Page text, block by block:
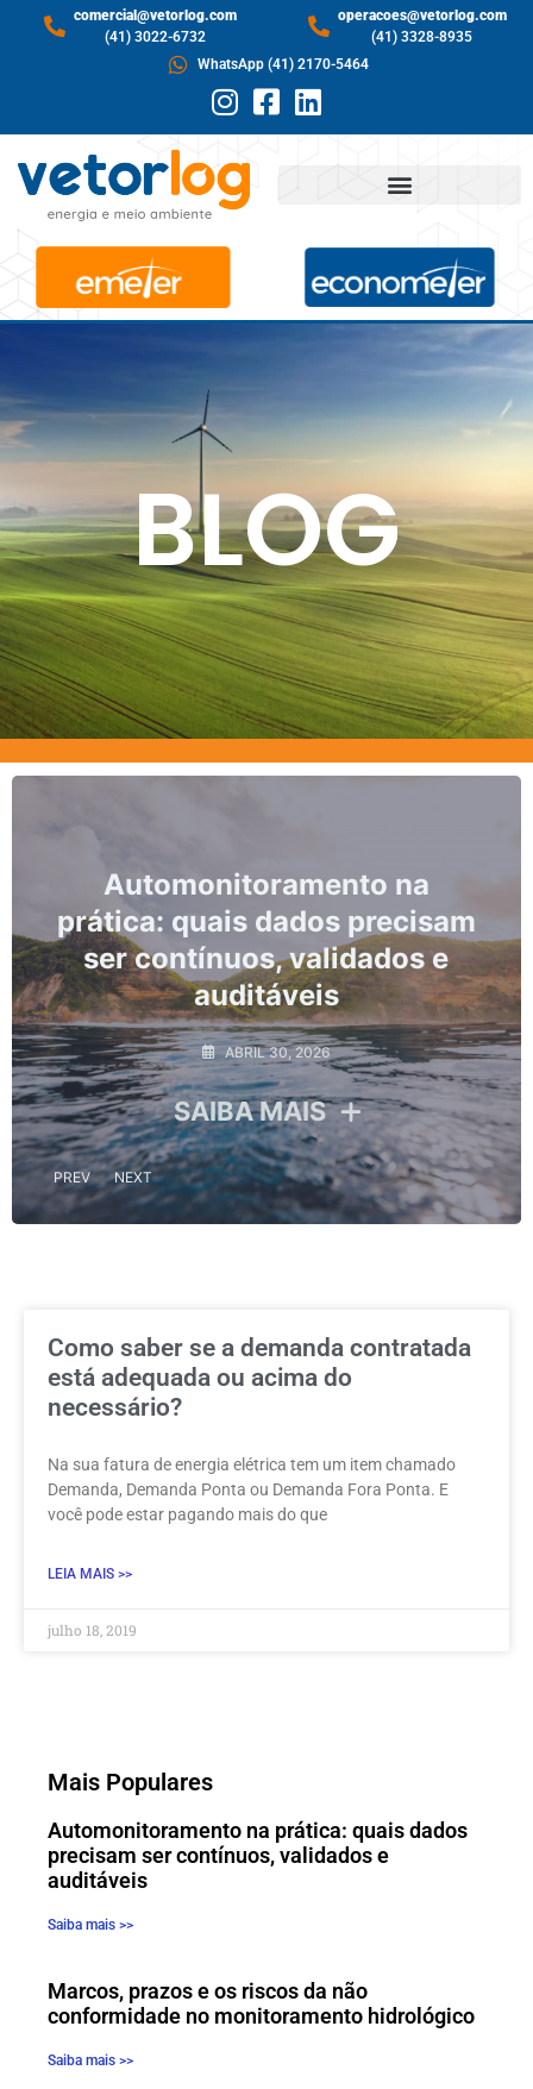
comercial@vetorlog.com
(41) 3022-6732
operacoes@vetorlog.com
(41) 3328-8935
WhatsApp (41) 2170-5464
BLOG
Automonitoramento na
prática: quais dados precisam
ser contínuos, validados e
auditáveis
ABRIL 30, 2026
SAIBA MAIS
PREV NEXT
Como saber se a demanda contratada
está adequada ou acima do
necessário?
Na sua fatura de energia elétrica tem um item chamado
Demanda, Demanda Ponta ou Demanda Fora Ponta. E
você pode estar pagando mais do que
LEIA MAIS >>
julho 18, 2019
Mais Populares
Automonitoramento na prática: quais dados
precisam ser contínuos, validados e
auditáveis
Saiba mais >>
Marcos, prazos e os riscos da não
conformidade no monitoramento hidrológico
Saiba mais >>